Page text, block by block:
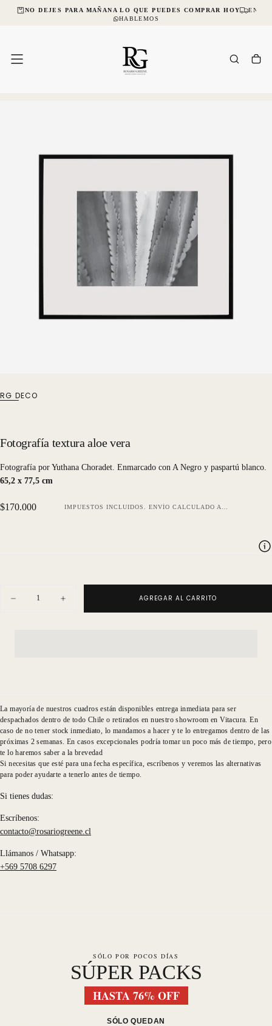
SALTAR
NO DEJES PARA MAÑANA LO QUE PUEDES COMPRAR HOY
HABLEMOS
RG DECO
Fotografía textura aloe vera
Fotografía por Yuthana Choradet. Enmarcado con A Negro y paspartú blanco.
65,2 x 77,5 cm
Precio
$170.000 IMPUESTOS INCLUIDOS. ENVÍO CALCULADO AL FINALIZAR LA COMPRA.
Disminuir
Aumentar
cantidad
AGREGAR AL CARRITO
La mayoría de nuestros cuadros están disponibles entrega inmediata para ser
despachados dentro de todo Chile o retirados en nuestro showroom en Vitacura. En
caso de no tener stock inmediato, lo mandamos a hacer y te lo entregamos dentro de las
próximas 2 semanas. En casos excepcionales podría tomar un poco más de tiempo, pero
te lo haremos saber a la brevedad
Si necesitas que esté para una fecha específica, escríbenos y veremos las alternativas
para poder ayudarte a tenerlo antes de tiempo.
Si tienes dudas:
Escríbenos:
contacto@rosariogreene.cl
Llámanos / Whatsapp:
+569 5708 6297
SÓLO POR POCOS DÍAS
SÚPER PACKS
HASTA 76% OFF
SÓLO QUEDAN